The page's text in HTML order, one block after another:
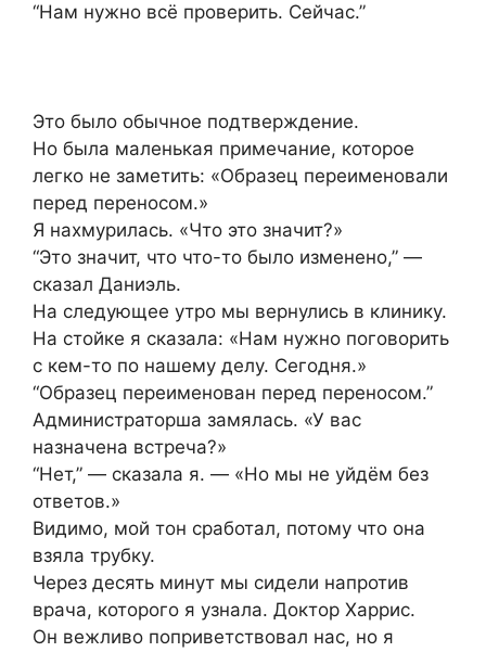
“Нам нужно всё проверить. Сейчас.”
Это было обычное подтверждение.
Но была маленькая примечание, которое
легко не заметить: «Образец переименовали
перед переносом.»
Я нахмурилась. «Что это значит?»
“Это значит, что что-то было изменено,” —
сказал Даниэль.
На следующее утро мы вернулись в клинику.
На стойке я сказала: «Нам нужно поговорить
с кем-то по нашему делу. Сегодня.»
“Образец переименован перед переносом.”
Администраторша замялась. «У вас
назначена встреча?»
“Нет,” — сказала я. — «Но мы не уйдём без
ответов.»
Видимо, мой тон сработал, потому что она
взяла трубку.
Через десять минут мы сидели напротив
врача, которого я узнала. Доктор Харрис.
Он вежливо поприветствовал нас, но я